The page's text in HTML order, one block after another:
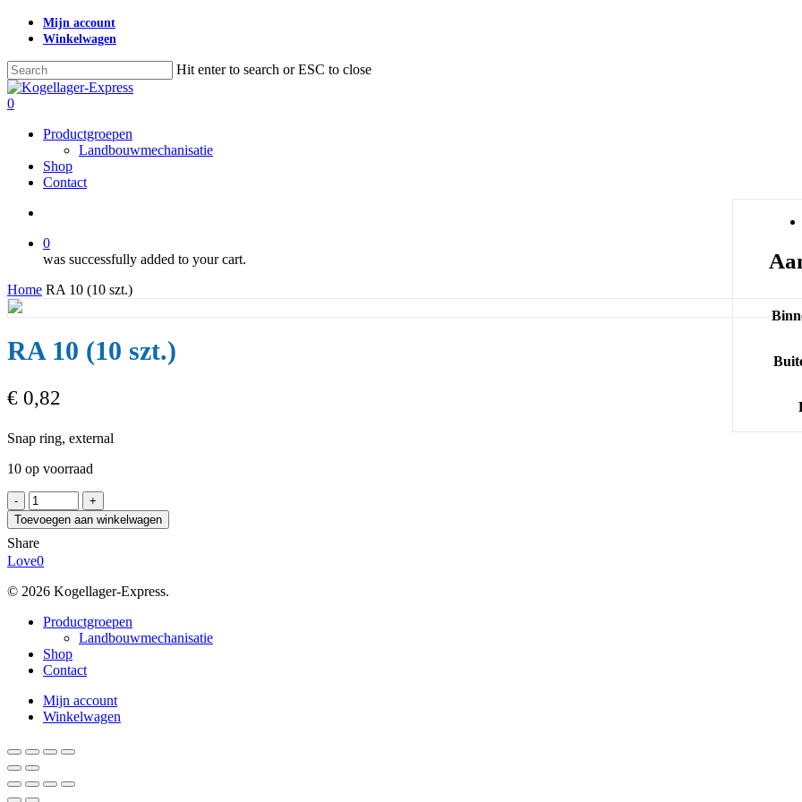
Skip
content
Mijn account
Winkelwagen
Hit enter to search or ESC to close
Close
Search
search
0
Productgroepen
Landbouwmechanisatie
Shop
Contact
0
was successfully added to your cart.
Home RA 10 (10 szt.)
RA 10 (10 szt.)
€ 0,82
Snap ring, external
10 op voorraad
RA
10
(10
szt.)
aantal
Toevoegen aan winkelwagen
Share
Love0
© 2026 Kogellager-Express.
Close
Productgroepen
Landbouwmechanisatie
Shop
Contact
Mijn account
Winkelwagen